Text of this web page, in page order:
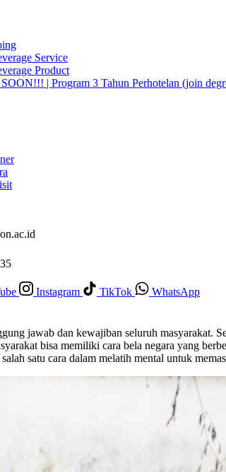
Service
Product
| Program 3 Tahun Perhotelan (join
Instagram TikTok WhatsApp
jawab dan kewajiban seluruh masyarakat.
bisa memiliki cara bela negara yang
satu cara dalam melatih mental untuk